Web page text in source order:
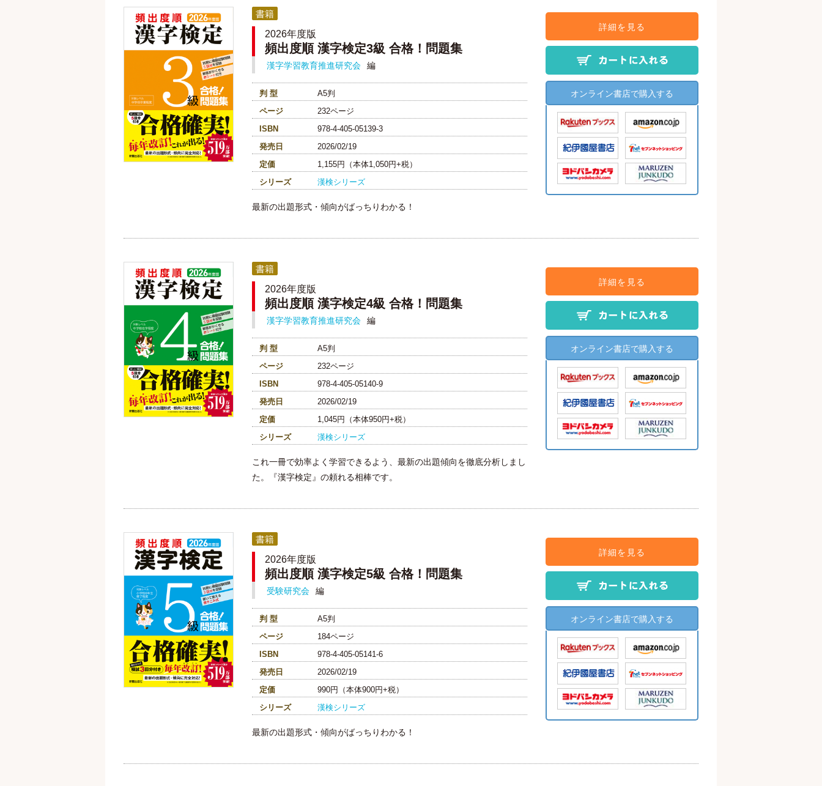
書籍
2026年度版
頻出度順 漢字検定3級 合格！問題集
漢字学習教育推進研究会 編
判 型
A5判
ページ
232ページ
ISBN
978-4-405-05139-3
発売日
2026/02/19
定価
1,155円（本体1,050円+税）
シリーズ
漢検シリーズ
最新の出題形式・傾向がばっちりわかる！
詳細を見る
オンライン書店で購入する
書籍
2026年度版
頻出度順 漢字検定4級 合格！問題集
漢字学習教育推進研究会 編
判 型
A5判
ページ
232ページ
ISBN
978-4-405-05140-9
発売日
2026/02/19
定価
1,045円（本体950円+税）
シリーズ
漢検シリーズ
これ一冊で効率よく学習できるよう、最新の出題傾向を徹底分析しまし
た。『漢字検定』の頼れる相棒です。
詳細を見る
オンライン書店で購入する
書籍
2026年度版
頻出度順 漢字検定5級 合格！問題集
受験研究会 編
判 型
A5判
ページ
184ページ
ISBN
978-4-405-05141-6
発売日
2026/02/19
定価
990円（本体900円+税）
シリーズ
漢検シリーズ
最新の出題形式・傾向がばっちりわかる！
詳細を見る
オンライン書店で購入する